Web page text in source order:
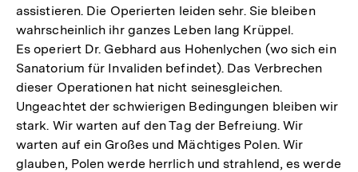
assistieren. Die Operierten leiden sehr. Sie bleiben
wahrscheinlich ihr ganzes Leben lang Krüppel.
Es operiert Dr. Gebhard aus Hohenlychen (wo sich ein
Sanatorium für Invaliden befindet). Das Verbrechen
dieser Operationen hat nicht seinesgleichen.
Ungeachtet der schwierigen Bedingungen bleiben wir
stark. Wir warten auf den Tag der Befreiung. Wir
warten auf ein Großes und Mächtiges Polen. Wir
glauben, Polen werde herrlich und strahlend, es werde